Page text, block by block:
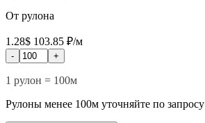
От рулона
1.28$ 103.85 ₽/м
- +
1 рулон = 100м
Рулоны менее 100м уточняйте по запросу